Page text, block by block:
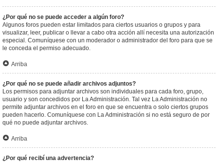
¿Por qué no se puede acceder a algún foro?
Algunos foros pueden estar limitados para ciertos usuarios o grupos y para
visualizar, leer, publicar o llevar a cabo otra acción allí necesita una autorización
especial. Comuníquese con un moderador o administrador del foro para que se
le conceda el permiso adecuado.
Arriba
¿Por qué no se puede añadir archivos adjuntos?
Los permisos para adjuntar archivos son individuales para cada foro, grupo,
usuario y son concedidos por La Administración. Tal vez La Administración no
permite adjuntar archivos en el foro en que se encuentra o solo ciertos grupos
pueden hacerlo. Comuníquese con La Administración si no está seguro de por
qué no puede adjuntar archivos.
Arriba
¿Por qué recibí una advertencia?